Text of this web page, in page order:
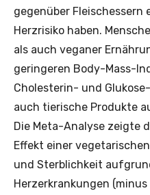
gegenüber
Herzrisiko haben.
als auch veganer
geringeren Body-Mass-
Cholesterin- und
auch tierische Produkte
Die Meta-Analyse zeigte
Effekt einer
und Sterblichkeit
Herzerkrankungen